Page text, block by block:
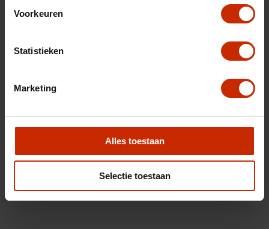
Voorkeuren
Statistieken
Marketing
Alles toestaan
Selectie toestaan